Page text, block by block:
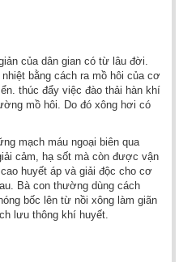
của dân gian có từ lâu đời.
bằng cách ra mồ hôi của cơ
thúc đẩy việc đào thải hàn khí
mồ hôi. Do đó xông hơi có
mạch máu ngoại biên qua
cảm, hạ sốt mà còn được vận
huyết áp và giải độc cho cơ
Bà con thường dùng cách
bốc lên từ nồi xông làm giãn
lưu thông khí huyết.